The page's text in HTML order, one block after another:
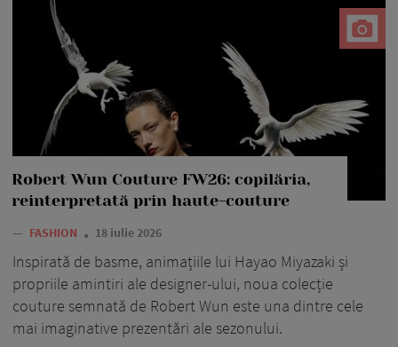
Robert Wun Couture FW26: copilăria,
reinterpretată prin haute-couture
— FASHION 18 iulie 2026
Inspirată de basme, animațiile lui Hayao Miyazaki și
propriile amintiri ale designer-ului, noua colecție
couture semnată de Robert Wun este una dintre cele
mai imaginative prezentări ale sezonului.